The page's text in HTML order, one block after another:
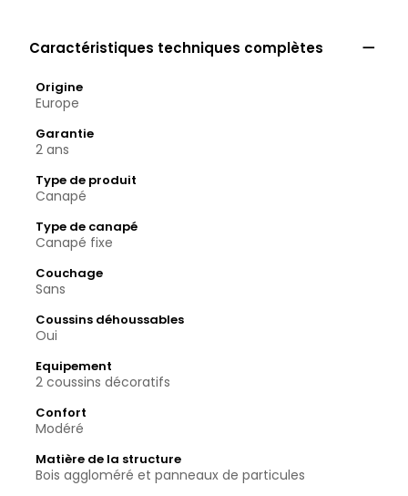
Caractéristiques techniques complètes 
Origine
Europe
Garantie
2 ans
Type de produit
Canapé
Type de canapé
Canapé fixe
Couchage
Sans
Coussins déhoussables
Oui
Equipement
2 coussins décoratifs
Confort
Modéré
Matière de la structure
Bois aggloméré et panneaux de particules